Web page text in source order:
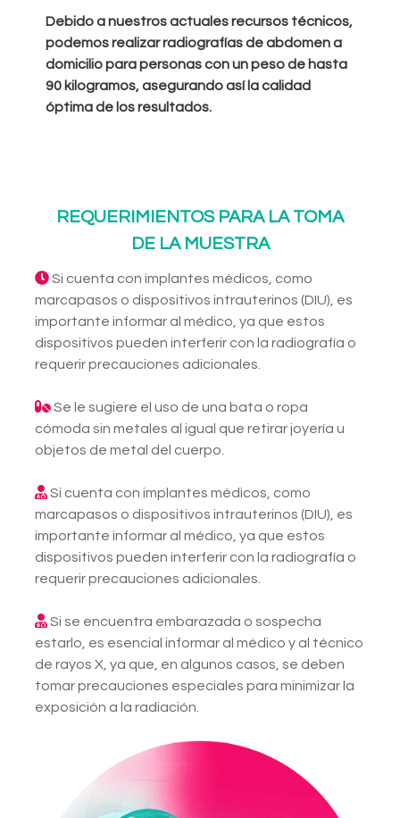
Debido a nuestros actuales recursos técnicos,
podemos realizar radiografías de abdomen a
domicilio para personas con un peso de hasta
90 kilogramos, asegurando así la calidad
óptima de los resultados.
REQUERIMIENTOS PARA LA TOMA
DE LA MUESTRA
Si cuenta con implantes médicos, como
marcapasos o dispositivos intrauterinos (DIU), es
importante informar al médico, ya que estos
dispositivos pueden interferir con la radiografía o
requerir precauciones adicionales.
Se le sugiere el uso de una bata o ropa
cómoda sin metales al igual que retirar joyería u
objetos de metal del cuerpo.
Si cuenta con implantes médicos, como
marcapasos o dispositivos intrauterinos (DIU), es
importante informar al médico, ya que estos
dispositivos pueden interferir con la radiografía o
requerir precauciones adicionales.
Si se encuentra embarazada o sospecha
estarlo, es esencial informar al médico y al técnico
de rayos X, ya que, en algunos casos, se deben
tomar precauciones especiales para minimizar la
exposición a la radiación.